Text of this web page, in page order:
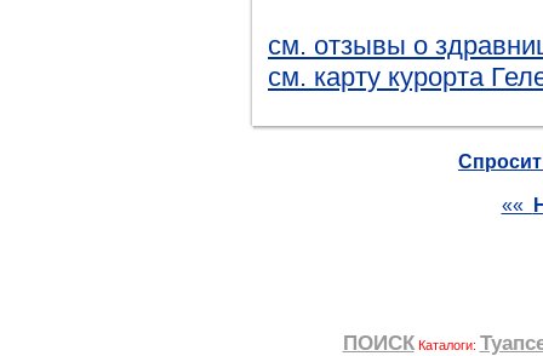
см. отзывы о
см. карту курорта
««